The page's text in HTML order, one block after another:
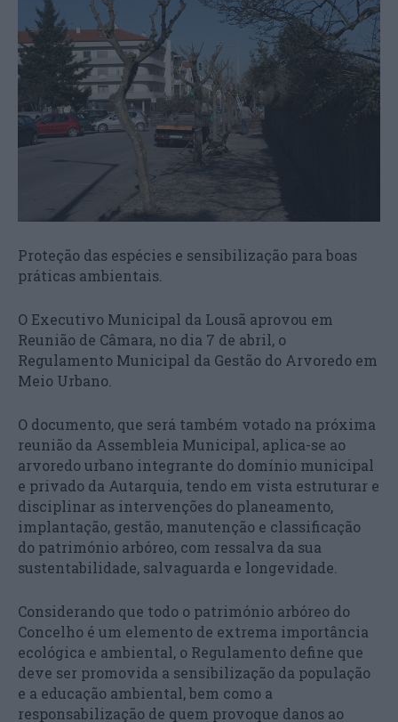
Proteção das espécies e sensibilização para boas
práticas ambientais.
O Executivo Municipal da Lousã aprovou em
Reunião de Câmara, no dia 7 de abril, o
Regulamento Municipal da Gestão do Arvoredo em
Meio Urbano.
O documento, que será também votado na próxima
reunião da Assembleia Municipal, aplica-se ao
arvoredo urbano integrante do domínio municipal
e privado da Autarquia, tendo em vista estruturar e
disciplinar as intervenções do planeamento,
implantação, gestão, manutenção e classificação
do património arbóreo, com ressalva da sua
sustentabilidade, salvaguarda e longevidade.
Considerando que todo o património arbóreo do
Concelho é um elemento de extrema importância
ecológica e ambiental, o Regulamento define que
deve ser promovida a sensibilização da população
e a educação ambiental, bem como a
responsabilização de quem provoque danos ao